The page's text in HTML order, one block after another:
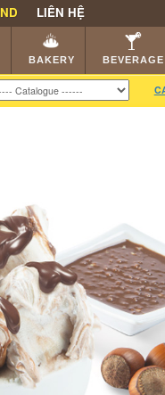
NHÀ HÀNG
LIÊN HỆ
BAKERY BEVERAGE